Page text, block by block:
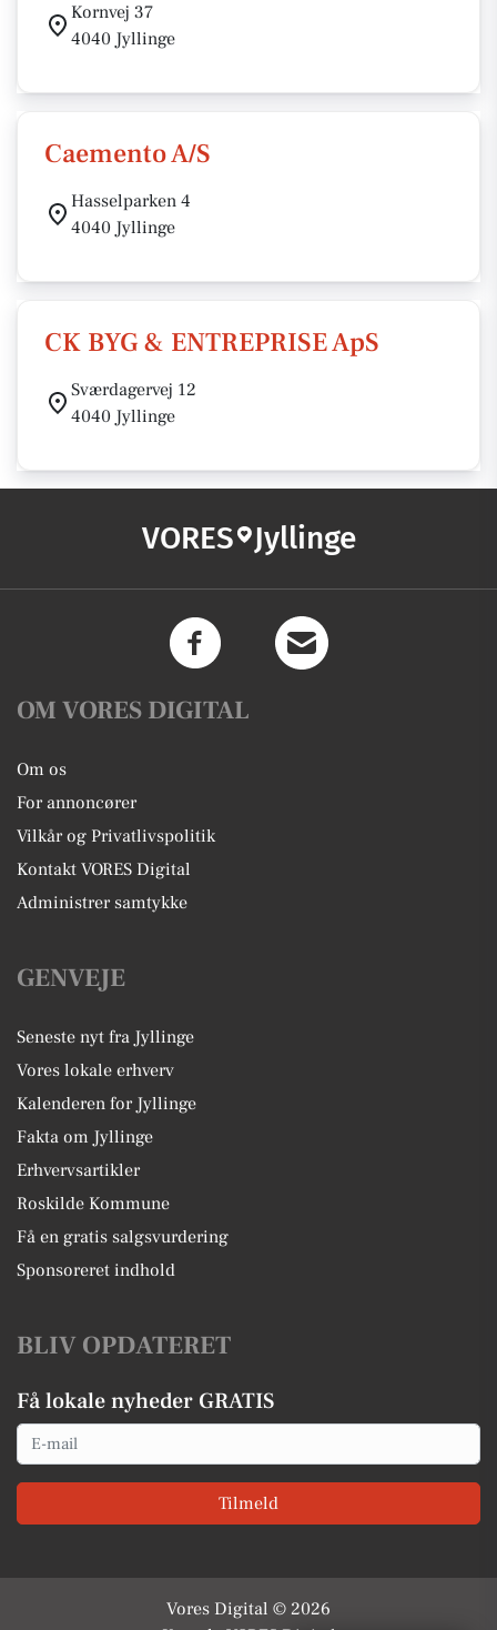
Kornvej 37
4040 Jyllinge
Caemento A/S
Hasselparken 4
4040 Jyllinge
CK BYG & ENTREPRISE ApS
Sværdagervej 12
4040 Jyllinge
VORES Jyllinge
OM VORES DIGITAL
Om os
For annoncører
Vilkår og Privatlivspolitik
Kontakt VORES Digital
Administrer samtykke
GENVEJE
Seneste nyt fra Jyllinge
Vores lokale erhverv
Kalenderen for Jyllinge
Fakta om Jyllinge
Erhvervsartikler
Roskilde Kommune
Få en gratis salgsvurdering
Sponsoreret indhold
BLIV OPDATERET
Få lokale nyheder GRATIS
Email
Tilmeld
Vores Digital © 2026